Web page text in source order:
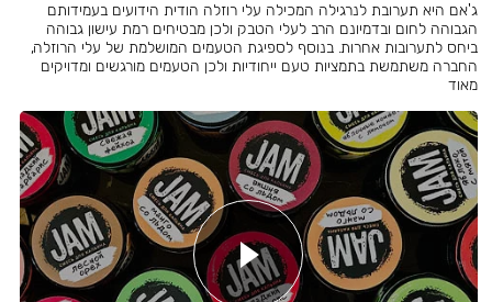
ג'אם היא תערובת לנרגילה המכילה עלי רוזלה הודית הידועים בעמידותם
הגבוהה לחום ובדמיונם הרב לעלי הטבק ולכן מבטיחים רמת עישון גבוהה
ביחס לתערובות אחרות. בנוסף לספיגת הטעמים המושלמת של עלי הרוזלה,
החברה משתמשת בתמציות טעם ייחודיות ולכן הטעמים מורגשים ומדויקים
מאוד